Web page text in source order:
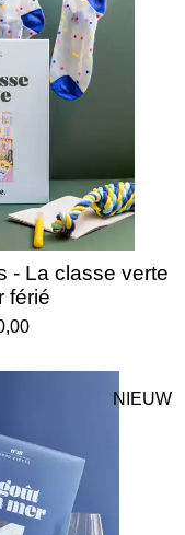
- La classe verte
férié
NIEUW